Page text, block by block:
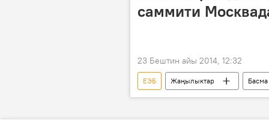
Ахматбек Келдибеков
саммити
23 Бештин айы 2014, 12:32
ЕЭБ Жаңылыктар
Тажикстан
Армения